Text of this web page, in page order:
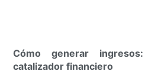
Cómo generar
catalizador financiero